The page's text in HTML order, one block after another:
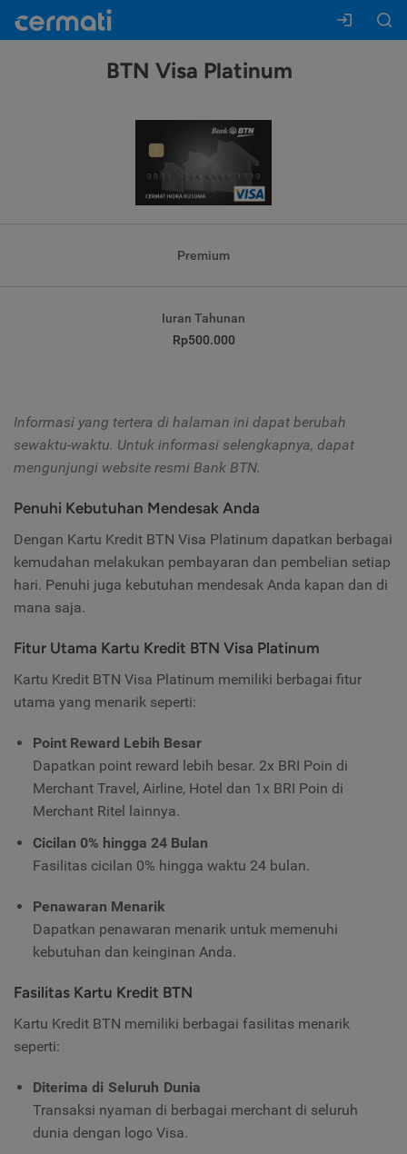
BTN Visa Platinum
Premium
Iuran Tahunan
Rp500.000
Informasi yang tertera di halaman ini dapat berubah
sewaktu-waktu. Untuk informasi selengkapnya, dapat
mengunjungi website resmi Bank BTN.
Penuhi Kebutuhan Mendesak Anda
Dengan Kartu Kredit BTN Visa Platinum dapatkan berbagai
kemudahan melakukan pembayaran dan pembelian setiap
hari. Penuhi juga kebutuhan mendesak Anda kapan dan di
mana saja.
Fitur Utama Kartu Kredit BTN Visa Platinum
Kartu Kredit BTN Visa Platinum memiliki berbagai fitur
utama yang menarik seperti:
Point Reward Lebih Besar
Dapatkan point reward lebih besar. 2x BRI Poin di
Merchant Travel, Airline, Hotel dan 1x BRI Poin di
Merchant Ritel lainnya.
Cicilan 0% hingga 24 Bulan
Fasilitas cicilan 0% hingga waktu 24 bulan.
Penawaran Menarik
Dapatkan penawaran menarik untuk memenuhi
kebutuhan dan keinginan Anda.
Fasilitas Kartu Kredit BTN
Kartu Kredit BTN memiliki berbagai fasilitas menarik
seperti:
Diterima di Seluruh Dunia
Transaksi nyaman di berbagai merchant di seluruh
dunia dengan logo Visa.